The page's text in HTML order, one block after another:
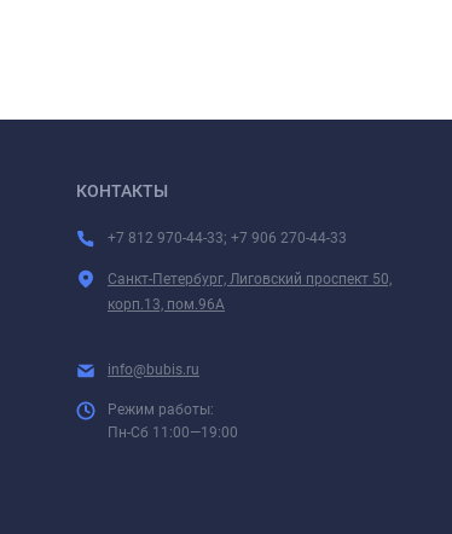
КОНТАКТЫ
+7 812 970-44-33; +7 906 270-44-33
Санкт-Петербург, Лиговский проспект 50,
корп.13, пом.96А
info@bubis.ru
Режим работы:
Пн-Сб 11:00—19:00